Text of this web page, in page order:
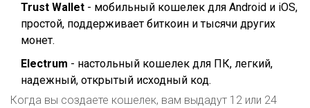
Trust Wallet - мобильный кошелек для Android и iOS,
простой, поддерживает биткоин и тысячи других
монет.
Electrum - настольный кошелек для ПК, легкий,
надежный, открытый исходный код.
Когда вы создаете кошелек, вам выдадут 12 или 24